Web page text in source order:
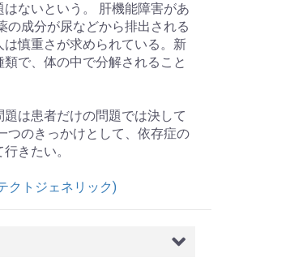
ないという。 肝機能障害があ
の成分が尿などから排出される
慎重さが求められている。新
で、体の中で分解されること
は患者だけの問題では決して
つのきっかけとして、依存症の
きたい。
クトジェネリック)